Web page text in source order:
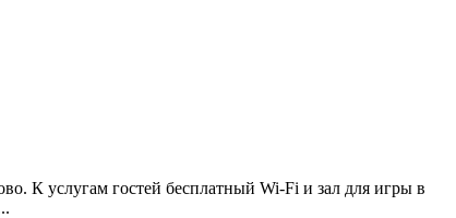
К услугам гостей бесплатный Wi-Fi и зал для игры в